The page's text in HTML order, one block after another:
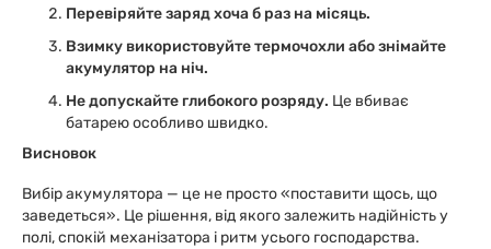
Перевіряйте заряд хоча б раз на місяць.
Взимку використовуйте термочохли або знімайте
акумулятор на ніч.
Не допускайте глибокого розряду. Це вбиває
батарею особливо швидко.
Висновок
Вибір акумулятора — це не просто «поставити щось, що
заведеться». Це рішення, від якого залежить надійність у
полі, спокій механізатора і ритм усього господарства.